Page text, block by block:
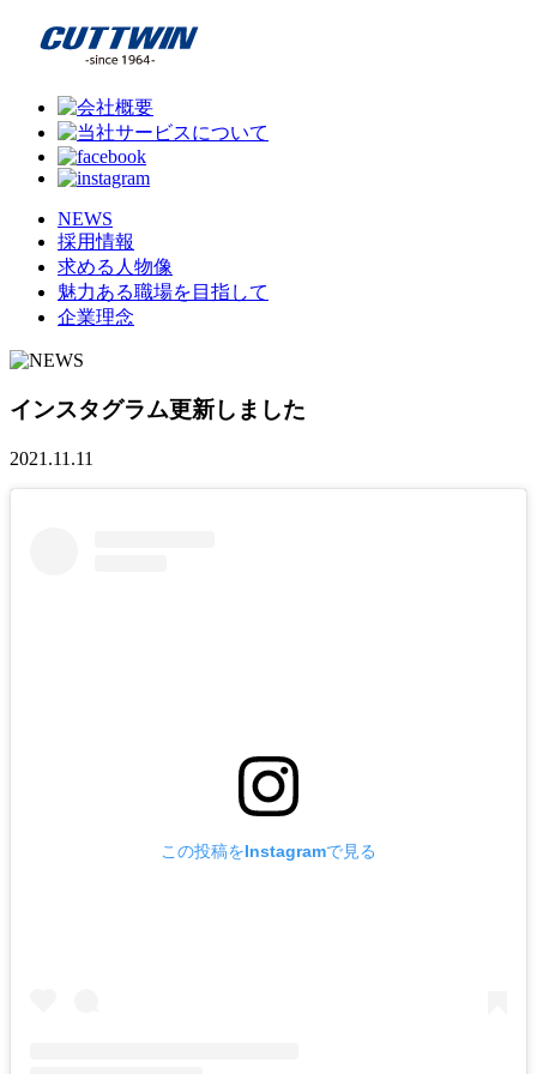
NEWS
採用情報
求める人物像
魅力ある職場を目指して
企業理念
インスタグラム更新しました
2021.11.11
この投稿をInstagramで見る